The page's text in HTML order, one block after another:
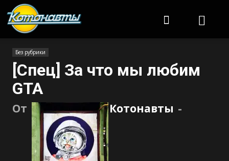
Без рубрики
[Спец] За что мы любим
GTA
От Котонавты -